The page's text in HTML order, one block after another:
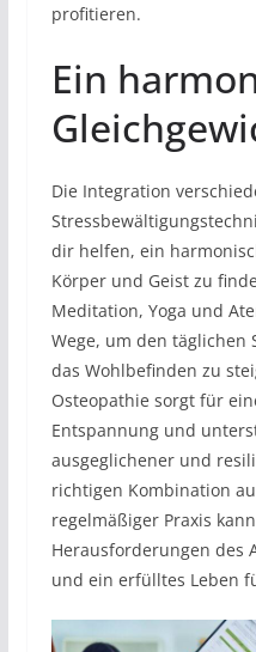
profitieren.
Ein
Die Integration
dir helfen, ein
Körper und Geist zu
Meditation, Yoga und
Wege, um den täglichen
das Wohlbefinden zu
Osteopathie sorgt für
Entspannung und
ausgeglichener und
richtigen Kombination
regelmäßiger Praxis
Herausforderungen des
und ein erfülltes Leben